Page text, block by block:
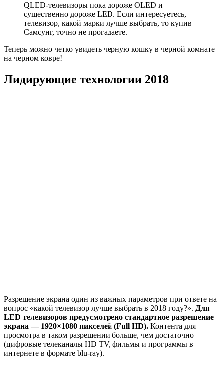
QLED-телевизоры пока дороже OLED и
существенно дороже LED. Если интересуетесь, —
телевизор, какой марки лучше выбрать, то купив
Самсунг, точно не прогадаете.
Теперь можно четко увидеть черную кошку в черной комнате
на черном ковре!
Лидирующие технологии 2018
Разрешение экрана один из важных параметров при ответе на
вопрос «какой телевизор лучше выбрать в 2018 году?». Для
LED телевизоров предусмотрено стандартное разрешение
экрана — 1920×1080 пикселей (Full HD). Контента для
просмотра в таком разрешении больше, чем достаточно
(цифровые телеканалы HD TV, фильмы и программы в
интернете в формате blu-ray).